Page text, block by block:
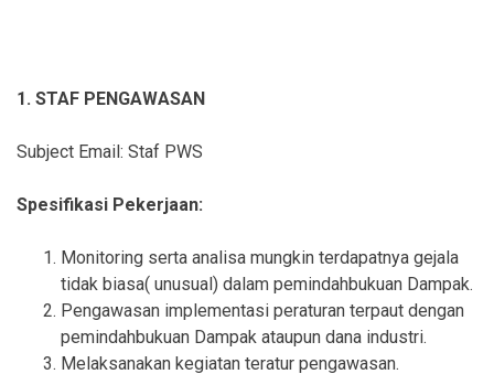
1. STAF PENGAWASAN
Subject Email: Staf PWS
Spesifikasi Pekerjaan:
Monitoring serta analisa mungkin terdapatnya gejala
tidak biasa( unusual) dalam pemindahbukuan Dampak.
Pengawasan implementasi peraturan terpaut dengan
pemindahbukuan Dampak ataupun dana industri.
Melaksanakan kegiatan teratur pengawasan.